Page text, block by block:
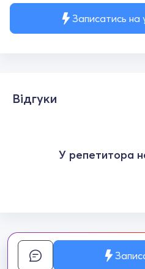
Записатись на
Відгуки
У репетитора